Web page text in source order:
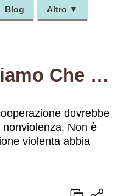
Blog Altro ▼
Non Dimentichiamo Che La Cooperazione Dovrebbe Basarsi Rigorosamente Sulla Nonviolenza. Non È Possibile Che Una Cooperazione Violenta Abbia Successo.
dovrebbe
Non è
violenta abbia